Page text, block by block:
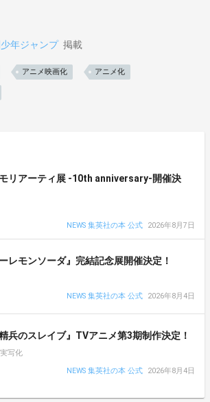
年ジャンプ 掲載
アニメ映画化 アニメ化
リアーティ展 -10th anniversary-開催決
NEWS 集英社の本 公式
2026年8月7日
ーレモンソーダ』完結記念展開催決定！
NEWS 集英社の本 公式
2026年8月4日
精兵のスレイブ』TVアニメ第3期制作決定！
写化
NEWS 集英社の本 公式
2026年8月4日